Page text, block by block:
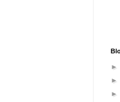
►
►
►